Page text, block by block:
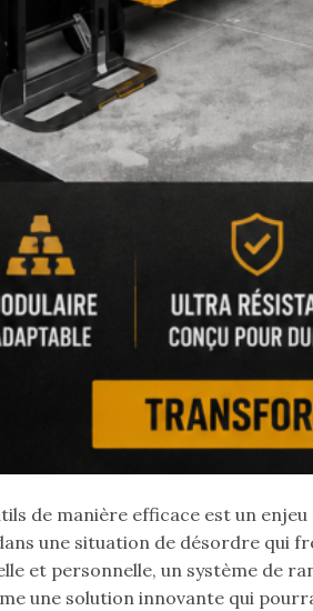
de manière efficace est un
une situation de désordre qui
et personnelle, un système de
une solution innovante qui